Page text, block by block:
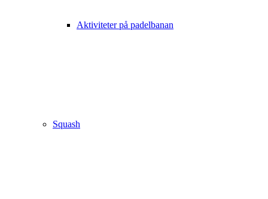
Aktiviteter på padelbanan
Squash